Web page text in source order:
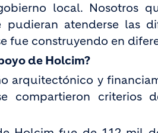
local. Nosotros
atenderse las
fue construyendo en
de Holcim?
arquitectónico y
compartieron criterios